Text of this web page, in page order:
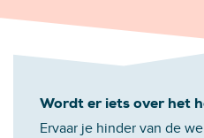
Wordt er iets over het
Ervaar je hinder van de